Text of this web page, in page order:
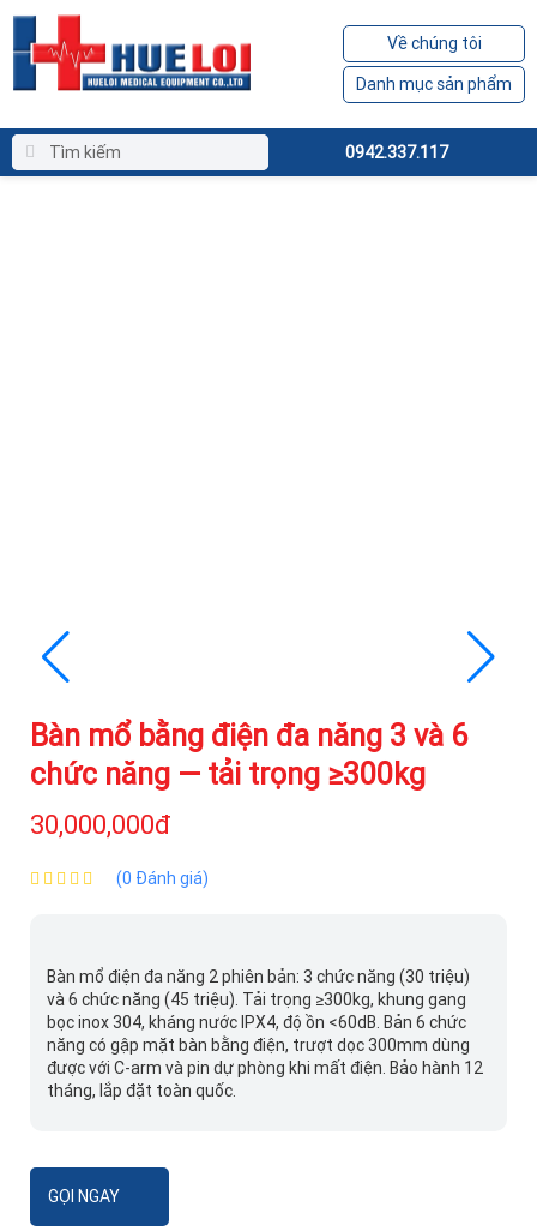
Về chúng tôi
Danh mục sản phẩm
0942.337.117
Bàn mổ bằng điện đa năng 3 và 6
chức năng — tải trọng ≥300kg
30,000,000đ
(0 Đánh giá)
Bàn mổ điện đa năng 2 phiên bản: 3 chức năng (30 triệu)
và 6 chức năng (45 triệu). Tải trọng ≥300kg, khung gang
bọc inox 304, kháng nước IPX4, độ ồn <60dB. Bản 6 chức
năng có gập mặt bàn bằng điện, trượt dọc 300mm dùng
được với C-arm và pin dự phòng khi mất điện. Bảo hành 12
tháng, lắp đặt toàn quốc.
GỌI NGAY